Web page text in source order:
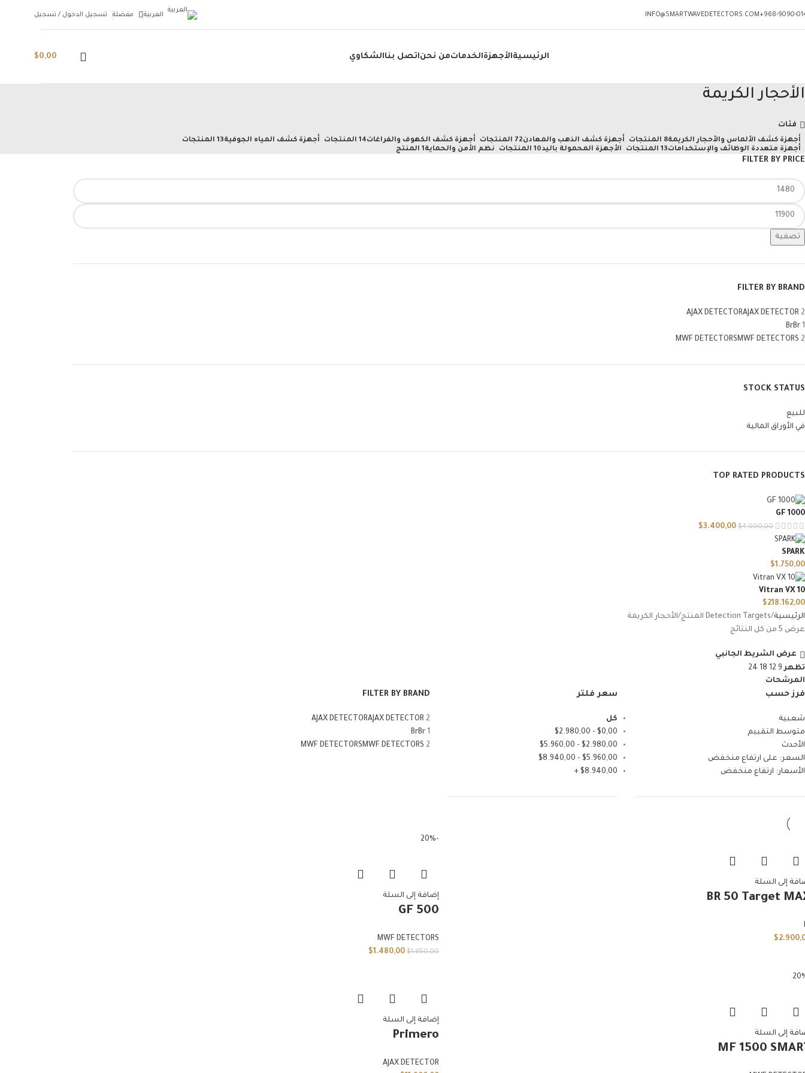
968-9090-
INFO@SMARTWAVEDETECTORS.COM العربية مفضلة تسجيل الدخول / تسجيل
الرئيسيةالأجهزةالخدماتمن نحناتصل بناالشكاوي $0,00
الأحجار الكريمة
فئات
أجهزة كشف الألماس والأحجار الكريمة8 المنتجات أجهزة كشف الذهب والمعادن72 المنتجات أجهزة كشف الكهوف والفراغات14 المنتجات أجهزة كشف المياه الجوفية13 المنتجات
أجهزة متعددة الوظائف والإستخدامات13 المنتجات الأجهزة المحمولة باليد10 المنتجات نظم الأمن والحماية1 المنتج
FILTER BY PRICE
تصفية
FILTER BY BRAND
AJAX DETECTORAJAX DETECTOR 2
BrBr 1
MWF DETECTORSMWF DETECTORS 2
STOCK STATUS
للبيع
في الأوراق المالية
TOP RATED PRODUCTS
GF 1000
$4.000,00
$3.400,00
SPARK
$ 1.750,00
Vitran VX 10
$218.162,00
الرئيسية Detection Targets المنتج
الأحجار الكريمة
عرض ⁦5⁩ من كل النتائج
عرض الشريط الجانبي
تظهر 9
12
18
24
المرشحات
فرز حسب
شعبية
متوسط التقييم
الأحدث
السعر: على ارتفاع منخفض
الأسعار: ارتفاع منخفض
سعر فلتر
كل
$0,00
-
$2.980,00
$2.980,00
-
$5.960,00
$5.960,00
-
$8.940,00
$8.940,00
+
FILTER BY BRAND
AJAX DETECTORAJAX DETECTOR 2
BrBr 1
MWF DETECTORSMWF DETECTORS 2
إلى السلة
BR 50 Target
$
-20%
إضافة إلى السلة
GF 500
MWF DETECTORS
$1.850,00
$ 1.480,00
إلى السلة
MF 1500
إضافة إلى السلة
Primero
AJAX DETECTOR